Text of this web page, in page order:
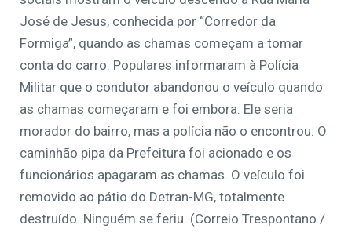
José de Jesus, conhecida por “Corredor da
Formiga”, quando as chamas começam a tomar
conta do carro. Populares informaram à Polícia
Militar que o condutor abandonou o veículo quando
as chamas começaram e foi embora. Ele seria
morador do bairro, mas a polícia não o encontrou. O
caminhão pipa da Prefeitura foi acionado e os
funcionários apagaram as chamas. O veículo foi
removido ao pátio do Detran-MG, totalmente
destruído. Ninguém se feriu. (Correio Trespontano /